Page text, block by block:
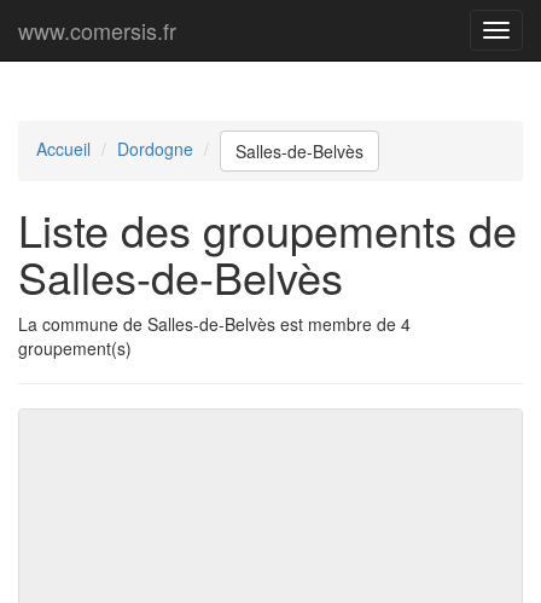
Menu
www.comersis.fr
Accueil Dordogne Salles-de-Belvès
Liste des groupements de
Salles-de-Belvès
La commune de Salles-de-Belvès est membre de 4
groupement(s)